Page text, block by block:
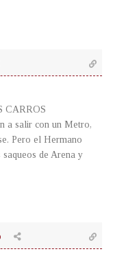
CARROS
a salir con un Metro,
Pero el Hermano
de Arena y